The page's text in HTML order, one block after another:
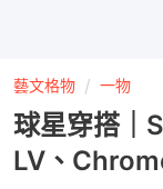
藝文格物 一物
球星穿搭｜
LV、